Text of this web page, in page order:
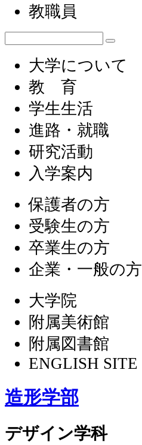
教職員
大学について
教 育
学生生活
進路・就職
研究活動
入学案内
保護者の方
受験生の方
卒業生の方
企業・一般の方
大学院
附属美術館
附属図書館
ENGLISH SITE
造形学部
デザイン学科